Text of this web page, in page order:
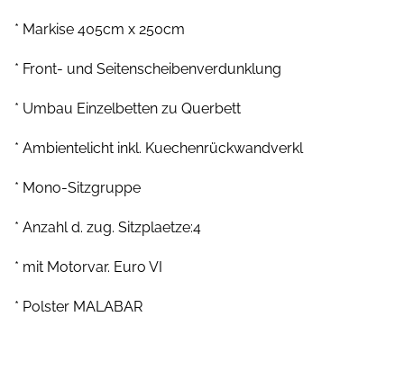
* Markise 405cm x 250cm
* Front- und Seitenscheibenverdunklung
* Umbau Einzelbetten zu Querbett
* Ambientelicht inkl. Kuechenrückwandverkl
* Mono-Sitzgruppe
* Anzahl d. zug. Sitzplaetze:4
* mit Motorvar. Euro VI
* Polster MALABAR